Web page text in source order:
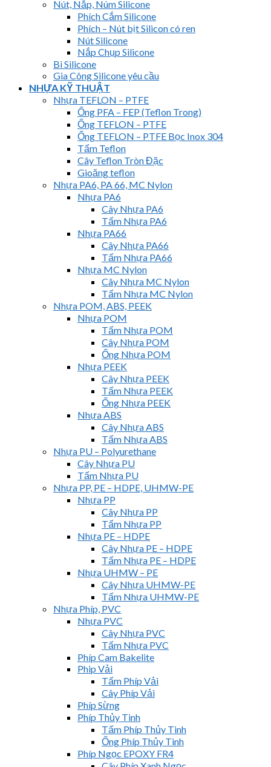
Nút, Nắp, Núm Silicone
Phích Cắm Silicone
Phích – Nút bịt Silicon có ren
Nút Silicone
Nắp Chụp Silicone
Bi Silicone
Gia Công Silicone yêu cầu
NHỰA KỸ THUẬT
Nhựa TEFLON – PTFE
Ống PFA – FEP (Teflon Trong)
Ống TEFLON – PTFE
Ống TEFLON – PTFE Bọc Inox 304
Tấm Teflon
Cây Teflon Tròn Đặc
Gioăng teflon
Nhựa PA6, PA 66, MC Nylon
Nhựa PA6
Cây Nhựa PA6
Tấm Nhựa PA6
Nhựa PA66
Cây Nhựa PA66
Tấm Nhựa PA66
Nhựa MC Nylon
Cây Nhựa MC Nylon
Tấm Nhựa MC Nylon
Nhựa POM, ABS, PEEK
Nhựa POM
Tấm Nhựa POM
Cây Nhựa POM
Ống Nhựa POM
Nhựa PEEK
Cây Nhựa PEEK
Tấm Nhựa PEEK
Ống Nhựa PEEK
Nhựa ABS
Cây Nhựa ABS
Tấm Nhựa ABS
Nhựa PU – Polyurethane
Cây Nhựa PU
Tấm Nhựa PU
Nhựa PP, PE – HDPE, UHMW-PE
Nhựa PP
Cây Nhựa PP
Tấm Nhựa PP
Nhựa PE – HDPE
Cây Nhựa PE – HDPE
Tấm Nhựa PE – HDPE
Nhựa UHMW – PE
Cây Nhựa UHMW-PE
Tấm Nhựa UHMW-PE
Nhựa Phíp, PVC
Nhựa PVC
Cây Nhựa PVC
Tấm Nhựa PVC
Phíp Cam Bakelite
Phip Vải
Tấm Phíp Vải
Cây Phíp Vải
Phíp Sừng
Phíp Thủy Tinh
Tấm Phíp Thủy Tinh
Ống Phíp Thủy Tinh
Phíp Ngọc EPOXY FR4